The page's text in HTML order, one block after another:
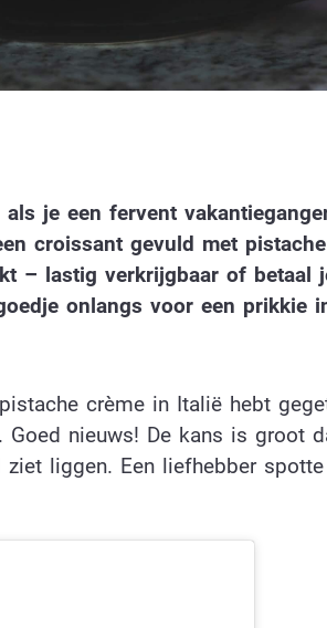
je een fervent
croissant gevuld met
– lastig verkrijgbaar of betaal
onlangs voor een prikkie
crème in Italië hebt
nieuws! De kans is groot
liggen. Een liefhebber